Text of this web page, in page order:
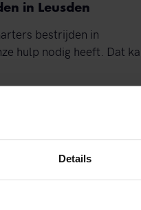
Details
in Leusden
bestrijden in
hulp nodig heeft. Dat
dienst te zijn, zijn we 24
een probleem ervaart
offerte is tevens
Ook voor